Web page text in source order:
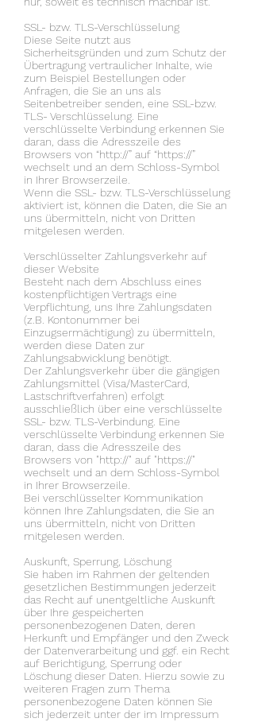
SSL- bzw. TLS-Verschlüsselung
Diese Seite nutzt aus
Sicherheitsgründen und zum Schutz der
Übertragung vertraulicher Inhalte, wie
zum Beispiel Bestellungen oder
Anfragen, die Sie an uns als
Seitenbetreiber senden, eine SSL-bzw.
TLS- Verschlüsselung. Eine
verschlüsselte Verbindung erkennen Sie
daran, dass die Adresszeile des
Browsers von “http://” auf “https://”
wechselt und an dem Schloss-Symbol
in Ihrer Browserzeile.
Wenn die SSL- bzw. TLS-Verschlüsselung
aktiviert ist, können die Daten, die Sie an
uns übermitteln, nicht von Dritten
mitgelesen werden.
Verschlüsselter Zahlungsverkehr auf
dieser Website
Besteht nach dem Abschluss eines
kostenpflichtigen Vertrags eine
Verpflichtung, uns Ihre Zahlungsdaten
(z.B. Kontonummer bei
Einzugsermächtigung) zu übermitteln,
werden diese Daten zur
Zahlungsabwicklung benötigt.
Der Zahlungsverkehr über die gängigen
Zahlungsmittel (Visa/MasterCard,
Lastschriftverfahren) erfolgt
ausschließlich über eine verschlüsselte
SSL- bzw. TLS-Verbindung. Eine
verschlüsselte Verbindung erkennen Sie
daran, dass die Adresszeile des
Browsers von "http://" auf "https://"
wechselt und an dem Schloss-Symbol
in Ihrer Browserzeile.
Bei verschlüsselter Kommunikation
können Ihre Zahlungsdaten, die Sie an
uns übermitteln, nicht von Dritten
mitgelesen werden.
Auskunft, Sperrung, Löschung
Sie haben im Rahmen der geltenden
gesetzlichen Bestimmungen jederzeit
das Recht auf unentgeltliche Auskunft
über Ihre gespeicherten
personenbezogenen Daten, deren
Herkunft und Empfänger und den Zweck
der Datenverarbeitung und ggf. ein Recht
auf Berichtigung, Sperrung oder
Löschung dieser Daten. Hierzu sowie zu
weiteren Fragen zum Thema
personenbezogene Daten können Sie
sich jederzeit unter der im Impressum